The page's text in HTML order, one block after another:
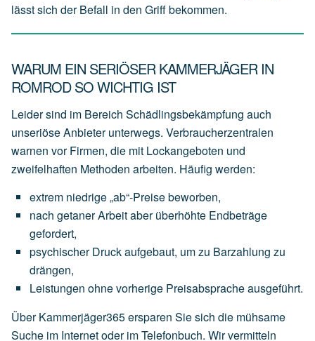
lässt sich der Befall in den Griff bekommen.
WARUM EIN SERIÖSER KAMMERJÄGER IN
ROMROD SO WICHTIG IST
Leider sind im Bereich Schädlingsbekämpfung auch
unseriöse Anbieter unterwegs. Verbraucherzentralen
warnen vor Firmen, die mit Lockangeboten und
zweifelhaften Methoden arbeiten. Häufig werden:
extrem niedrige„ab“-Preisebeworben,
nach getanerArbeitaber überhöhte Endbeträge
gefordert,
psychischer Druckaufgebaut, umzu Barzahlung zu
drängen,
Leistungen ohnevorherige Preisabspracheausgeführt.
Über Kammerjäger365 ersparen Sie sich die mühsame
Suche im Internet oder im Telefonbuch. Wir vermitteln